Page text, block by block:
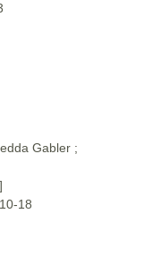
Gabler ;
18